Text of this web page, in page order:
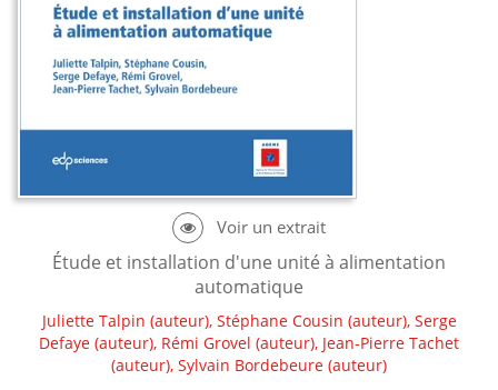
Étude et installation d'une unité à alimentation
automatique
Juliette Talpin (auteur), Stéphane Cousin (auteur), Serge
Defaye (auteur), Rémi Grovel (auteur), Jean-Pierre Tachet
(auteur), Sylvain Bordebeure (auteur)